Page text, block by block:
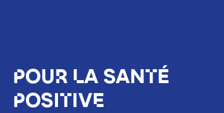
Pour la santé
positive